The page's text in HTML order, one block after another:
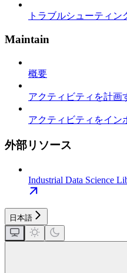
トラブルシューティン
Maintain
概要
アクティビティを計画
アクティビティをイン
外部リソース
Industrial Data Science
日本語